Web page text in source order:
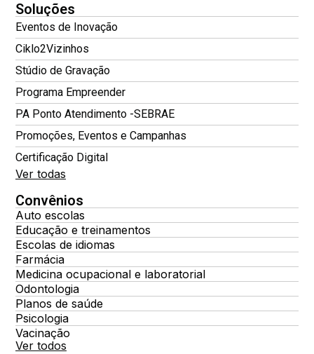
Soluções
Eventos de Inovação
Ciklo2Vizinhos
Stúdio de Gravação
Programa Empreender
PA Ponto Atendimento -SEBRAE
Promoções, Eventos e Campanhas
Certificação Digital
Ver todas
Convênios
Auto escolas
Educação e treinamentos
Escolas de idiomas
Farmácia
Medicina ocupacional e laboratorial
Odontologia
Planos de saúde
Psicologia
Vacinação
Ver todos